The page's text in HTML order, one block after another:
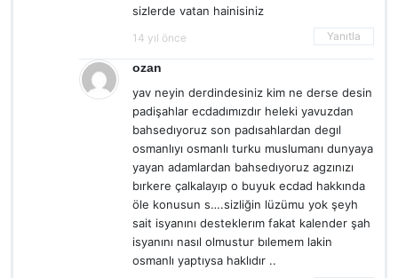
sizlerde vatan hainisiniz
14 yıl önce Yanıtla
ozan
yav neyin derdindesiniz kim ne derse desin
padişahlar ecdadımızdır heleki yavuzdan
bahsedıyoruz son padısahlardan degıl
osmanlıyı osmanlı turku muslumanı dunyaya
yayan adamlardan bahsedıyoruz agzınızı
bırkere çalkalayıp o buyuk ecdad hakkında
öle konusun s….sizliğin lüzümu yok şeyh
sait isyanını desteklerım fakat kalender şah
isyanını nasıl olmustur bılemem lakin
osmanlı yaptıysa haklıdır ..